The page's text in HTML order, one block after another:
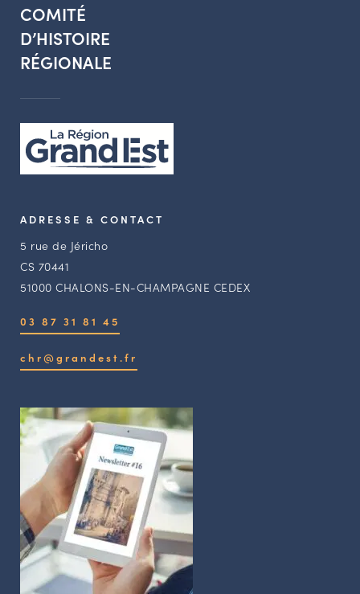
COMITÉ
D’HISTOIRE
RÉGIONALE
ADRESSE & CONTACT
5 rue de Jéricho
CS 70441
51000 CHALONS-EN-CHAMPAGNE CEDEX
03 87 31 81 45
chr@grandest.fr